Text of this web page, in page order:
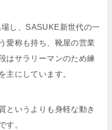
し、SASUKE新世代の一
愛称も持ち、靴屋の営業
はサラリーマンのため練
主にしています。
というよりも身軽な動き
す。